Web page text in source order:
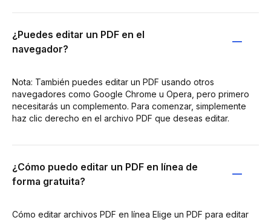
¿Puedes editar un PDF en el
navegador?
Nota: También puedes editar un PDF usando otros
navegadores como Google Chrome u Opera, pero primero
necesitarás un complemento. Para comenzar, simplemente
haz clic derecho en el archivo PDF que deseas editar.
¿Cómo puedo editar un PDF en línea de
forma gratuita?
Cómo editar archivos PDF en línea Elige un PDF para editar